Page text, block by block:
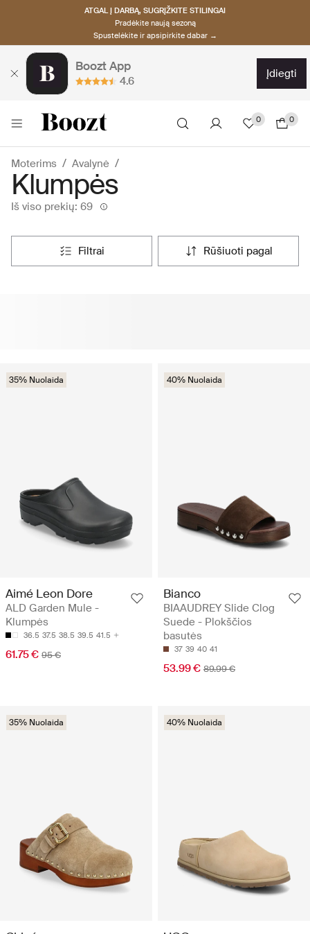
ATGAL Į DARBĄ, SUGRĮŽKITE STILINGAI
Pradėkite naują sezoną
Spustelėkite ir apsipirkite dabar →
Boozt App
4.6
įdiegti
0 0
Moterims Avalynė
Klumpės
Iš viso prekių: 69
filtrai rūšiuoti pagal
35% Nuolaida
Aimé Leon Dore
ALD Garden Mule -
Klumpės
36.5 37.5 38.5 39.5 41.5
61.75 € 95 €
40% Nuolaida
Bianco
BIAAUDREY Slide Clog
Suede - Plokščios
basutės
37 39 40 41
53.99 € 89.99 €
35% Nuolaida 40% Nuolaida